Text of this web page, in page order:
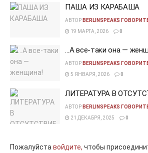
ПАША ИЗ КАРАБАША
АВТОР BERLINSPEAKS
19 МАРТА, 2026
0
…А все-таки она —
АВТОР BERLINSPEAKS
5 ЯНВАРЯ, 2026
0
ЛИТЕРАТУРА В
АВТОР BERLINSPEAKS
21 ДЕКАБРЯ, 2025
0
Пожалуйста войдите, чтобы